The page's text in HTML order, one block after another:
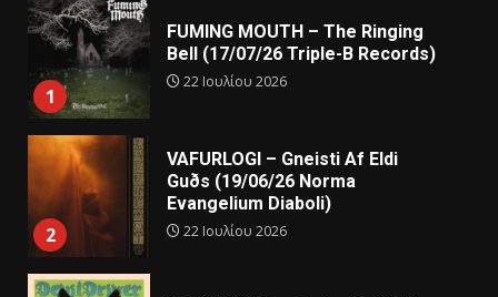
1
FUMING MOUTH – The Ringing
Bell (17/07/26 Triple-B Records)
22 Ιουλίου 2026
2
VAFURLOGI – Gneisti Af Eldi
Guðs (19/06/26 Norma
Evangelium Diaboli)
22 Ιουλίου 2026